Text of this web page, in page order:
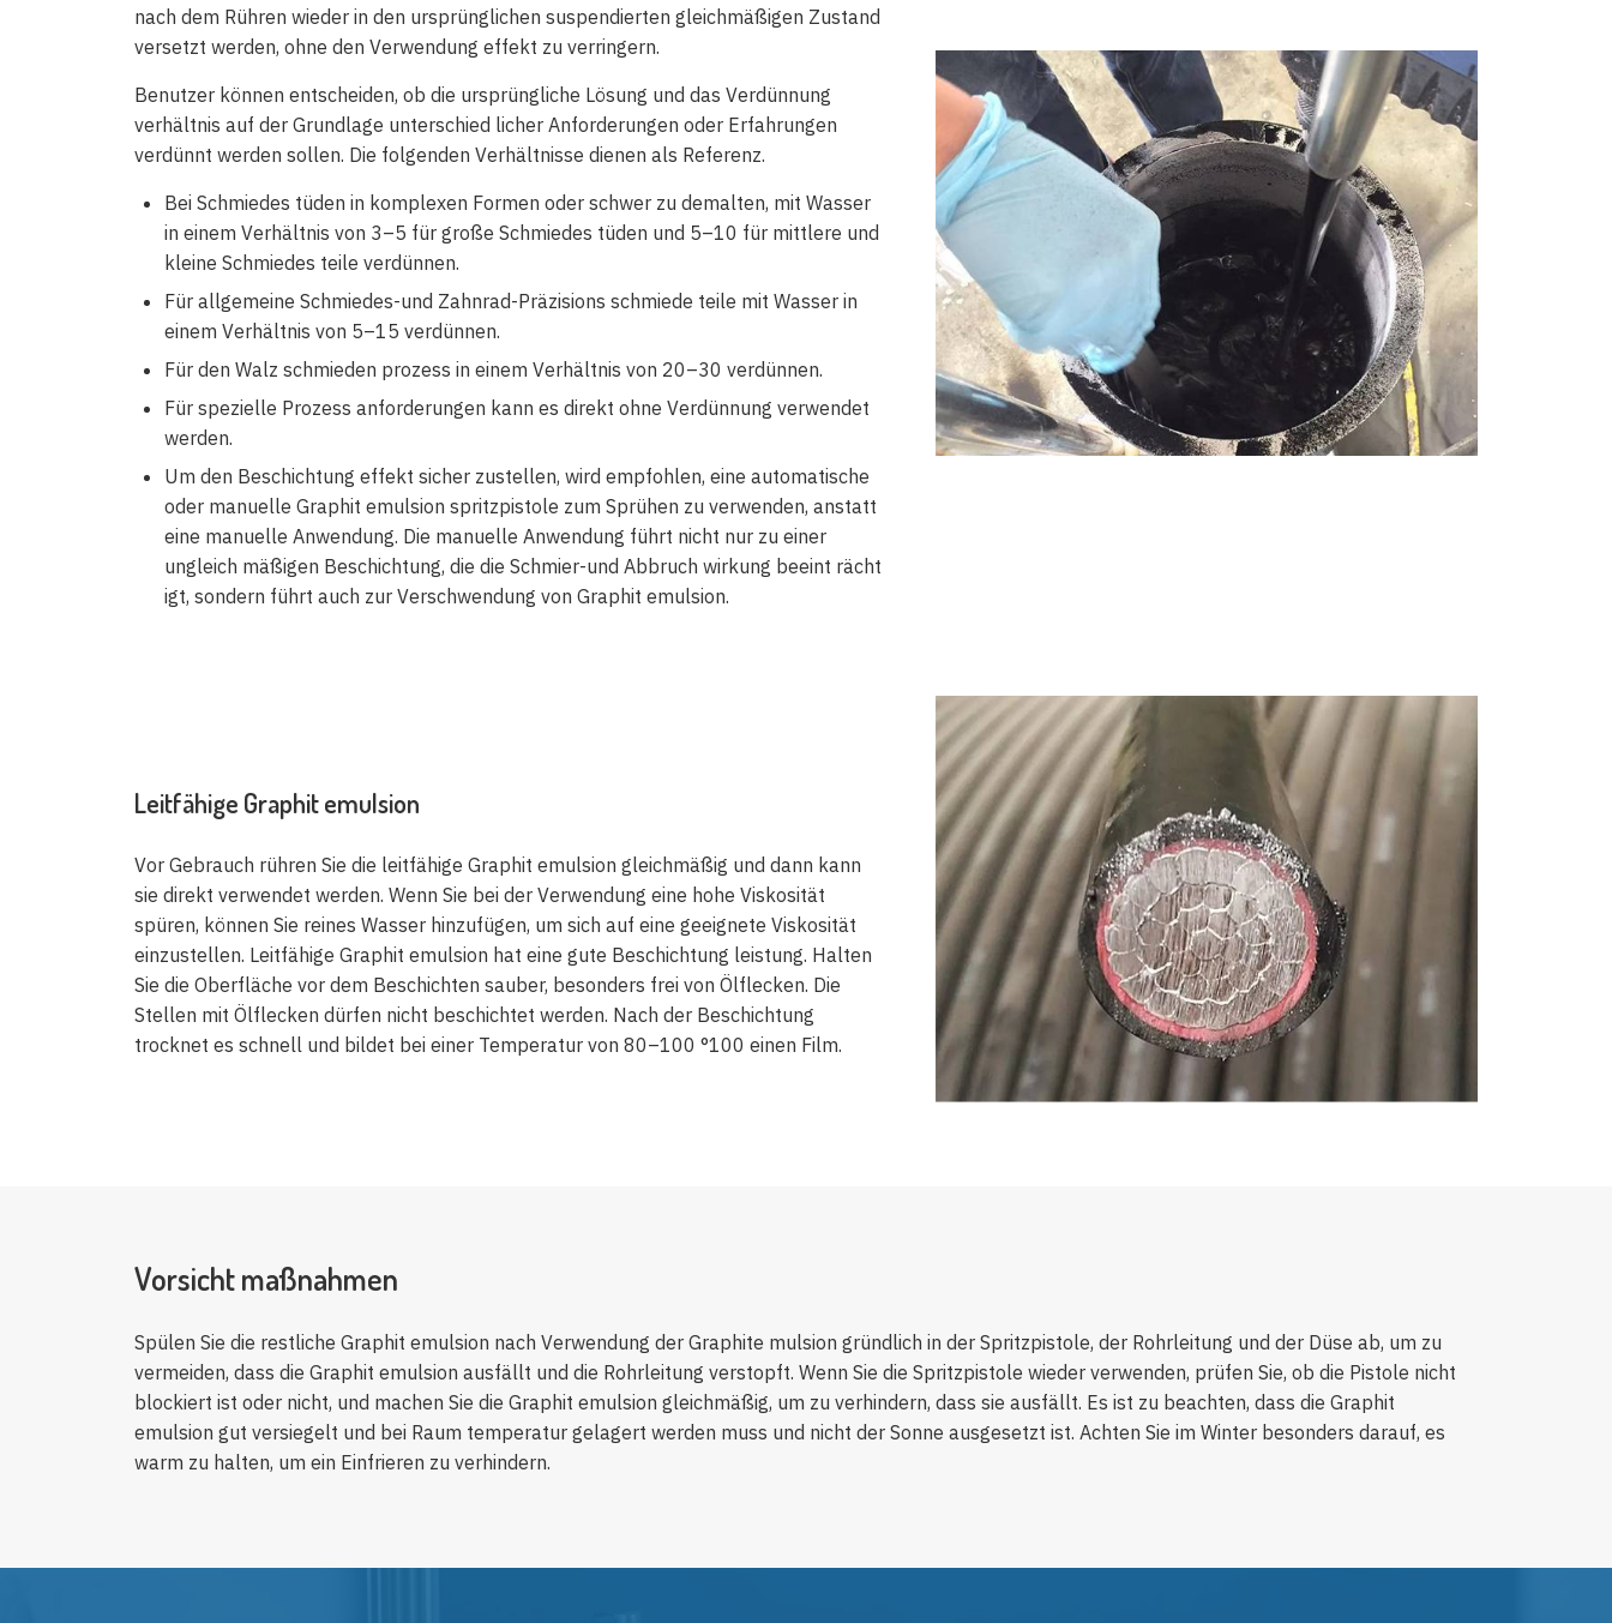
nach dem Rühren wieder in den ursprünglichen suspendierten gleichmäßigen Zustand
versetzt werden, ohne den Verwendung effekt zu verringern.
Benutzer können entscheiden, ob die ursprüngliche Lösung und das Verdünnung
verhältnis auf der Grundlage unterschied licher Anforderungen oder Erfahrungen
verdünnt werden sollen. Die folgenden Verhältnisse dienen als Referenz.
Bei Schmiedes tüden in komplexen Formen oder schwer zu demalten, mit Wasser
in einem Verhältnis von 3–5 für große Schmiedes tüden und 5–10 für mittlere und
kleine Schmiedes teile verdünnen.
Für allgemeine Schmiedes-und Zahnrad-Präzisions schmiede teile mit Wasser in
einem Verhältnis von 5–15 verdünnen.
Für den Walz schmieden prozess in einem Verhältnis von 20–30 verdünnen.
Für spezielle Prozess anforderungen kann es direkt ohne Verdünnung verwendet
werden.
Um den Beschichtung effekt sicher zustellen, wird empfohlen, eine automatische
oder manuelle Graphit emulsion spritzpistole zum Sprühen zu verwenden, anstatt
eine manuelle Anwendung. Die manuelle Anwendung führt nicht nur zu einer
ungleich mäßigen Beschichtung, die die Schmier-und Abbruch wirkung beeint rächt
igt, sondern führt auch zur Verschwendung von Graphit emulsion.
Leitfähige Graphit emulsion
Vor Gebrauch rühren Sie die leitfähige Graphit emulsion gleichmäßig und dann kann
sie direkt verwendet werden. Wenn Sie bei der Verwendung eine hohe Viskosität
spüren, können Sie reines Wasser hinzufügen, um sich auf eine geeignete Viskosität
einzustellen. Leitfähige Graphit emulsion hat eine gute Beschichtung leistung. Halten
Sie die Oberfläche vor dem Beschichten sauber, besonders frei von Ölflecken. Die
Stellen mit Ölflecken dürfen nicht beschichtet werden. Nach der Beschichtung
trocknet es schnell und bildet bei einer Temperatur von 80–100 °100 einen Film.
Vorsicht maßnahmen
Spülen Sie die restliche Graphit emulsion nach Verwendung der Graphite mulsion gründlich in der Spritzpistole, der Rohrleitung und der Düse ab, um zu
vermeiden, dass die Graphit emulsion ausfällt und die Rohrleitung verstopft. Wenn Sie die Spritzpistole wieder verwenden, prüfen Sie, ob die Pistole nicht
blockiert ist oder nicht, und machen Sie die Graphit emulsion gleichmäßig, um zu verhindern, dass sie ausfällt. Es ist zu beachten, dass die Graphit
emulsion gut versiegelt und bei Raum temperatur gelagert werden muss und nicht der Sonne ausgesetzt ist. Achten Sie im Winter besonders darauf, es
warm zu halten, um ein Einfrieren zu verhindern.